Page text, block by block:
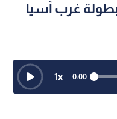
بطولة غرب آسيا
0:00
1x